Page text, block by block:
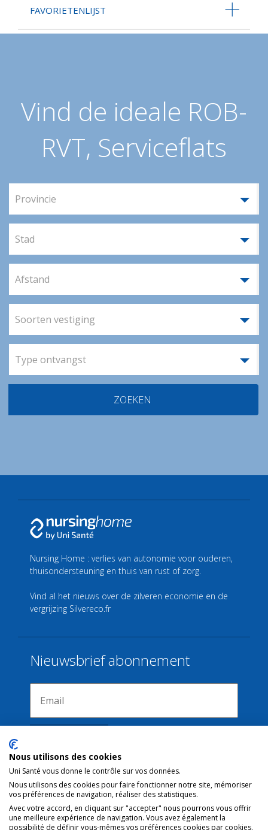
FAVORIETENLIJST
Vind de ideale ROB-
RVT, Serviceflats
Provincie
Stad
Afstand
Soorten vestiging
Type ontvangst
ZOEKEN
Nous utilisons des cookies
Uni Santé vous donne le contrôle sur vos données.
Nous utilisons des cookies pour faire fonctionner notre site, mémoriser
vos préférences de navigation, réaliser des statistiques.
Avec votre accord, en cliquant sur "accepter" nous pourrons vous offrir
une meilleure expérience de navigation. Vous avez également la
possibilité de définir vous-mêmes vos préférences cookies par cookies.
Nursing Home : verlies van autonomie voor ouderen,
thuisondersteuning en thuis van rust of zorg.
Vind al het nieuws over de zilveren economie en de
vergrijzing Silvereco.fr
Nieuwsbrief abonnement
Verbindingen
Juridische kennisgeving